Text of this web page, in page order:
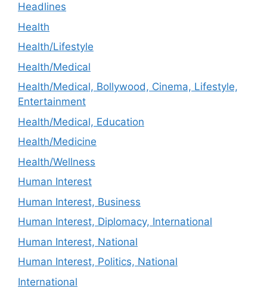
Headlines
Health
Health/Lifestyle
Health/Medical
Health/Medical, Bollywood, Cinema, Lifestyle,
Entertainment
Health/Medical, Education
Health/Medicine
Health/Wellness
Human Interest
Human Interest, Business
Human Interest, Diplomacy, International
Human Interest, National
Human Interest, Politics, National
International